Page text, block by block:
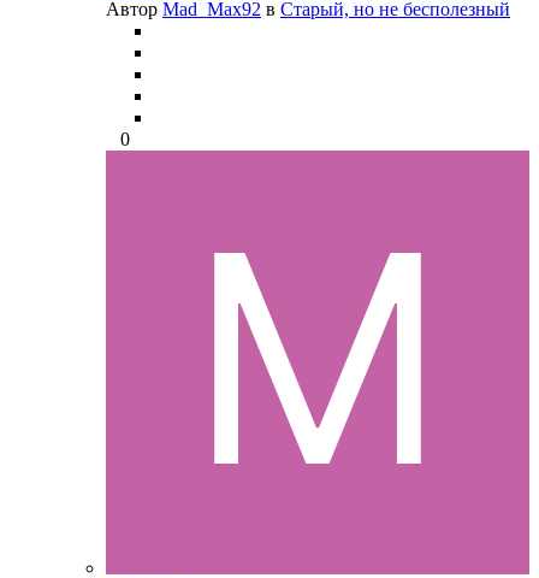
Автор Mad_Max92 в Старый, но не бесполезный
0